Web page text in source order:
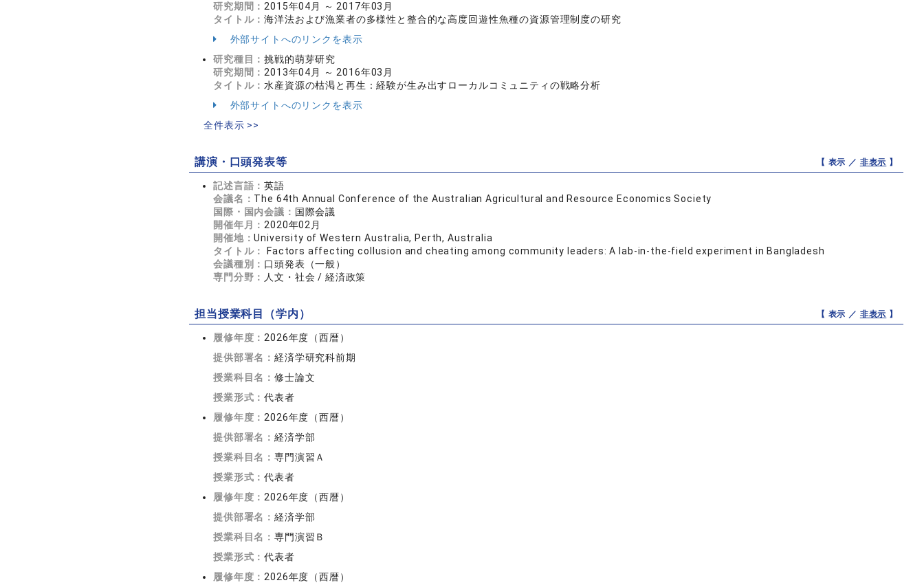
研究期間： 2015年04月 ～ 2017年03月
タイトル：海洋法および漁業者の多様性と整合的な高度回遊性魚種の資源管理制度の研究
外部サイトへのリンクを表示
研究種目：挑戦的萌芽研究
研究期間： 2013年04月 ～ 2016年03月
タイトル：水産資源の枯渇と再生：経験が生み出すローカルコミュニティの戦略分析
外部サイトへのリンクを表示
全件表示 >>
講演・口頭発表等 【 表示 ／ 非表示 】
記述言語：英語
会議名： The 64th Annual Conference of the Australian Agricultural and Resource Economics Society
国際・国内会議： 国際会議
開催年月： 2020年02月
開催地：University of Western Australia, Perth, Australia
タイトル：
Factors affecting collusion and cheating among community leaders: A lab-in-the-field experiment in Bangladesh
会議種別： 口頭発表（一般）
専門分野： 人文・社会 / 経済政策
担当授業科目（学内） 【 表示 ／ 非表示 】
履修年度： 2026年度（西暦）
提供部署名：経済学研究科前期
授業科目名：修士論文
授業形式：代表者
履修年度： 2026年度（西暦）
提供部署名：経済学部
授業科目名：専門演習Ａ
授業形式：代表者
履修年度： 2026年度（西暦）
提供部署名：経済学部
授業科目名：専門演習Ｂ
授業形式：代表者
履修年度： 2026年度（西暦）